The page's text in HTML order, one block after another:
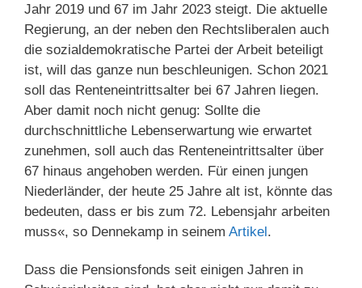
Jahr 2019 und 67 im Jahr 2023 steigt. Die aktuelle
Regierung, an der neben den Rechtsliberalen auch
die sozialdemokratische Partei der Arbeit beteiligt
ist, will das ganze nun beschleunigen. Schon 2021
soll das Renteneintrittsalter bei 67 Jahren liegen.
Aber damit noch nicht genug: Sollte die
durchschnittliche Lebenserwartung wie erwartet
zunehmen, soll auch das Renteneintrittsalter über
67 hinaus angehoben werden. Für einen jungen
Niederländer, der heute 25 Jahre alt ist, könnte das
bedeuten, dass er bis zum 72. Lebensjahr arbeiten
muss«, so Dennekamp in seinem Artikel.
Dass die Pensionsfonds seit einigen Jahren in